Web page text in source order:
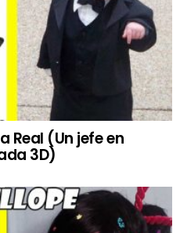
Real (Un jefe en
3D)